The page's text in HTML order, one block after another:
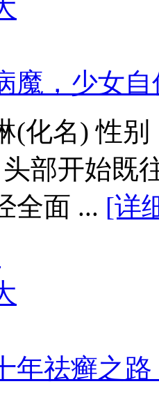
魔，少女
(化名) 性
部开始既
全面 ... [详
年祛癣之